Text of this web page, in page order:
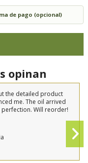
de pago (opcional)
opinan
the detailed product
me. The oil arrived
perfection. Will reorder!